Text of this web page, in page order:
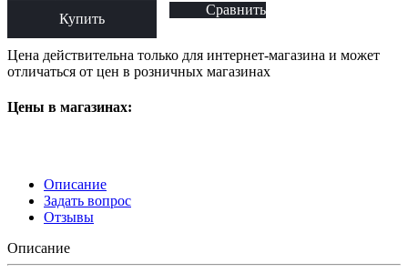
Купить
Сравнить
Цена действительна только для интернет-магазина и может
отличаться от цен в розничных магазинах
Цены в магазинах:
Описание
Задать вопрос
Отзывы
Описание